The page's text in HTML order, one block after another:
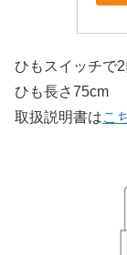
ひもスイッチで
ひも長さ75cm
取扱説明書はこ